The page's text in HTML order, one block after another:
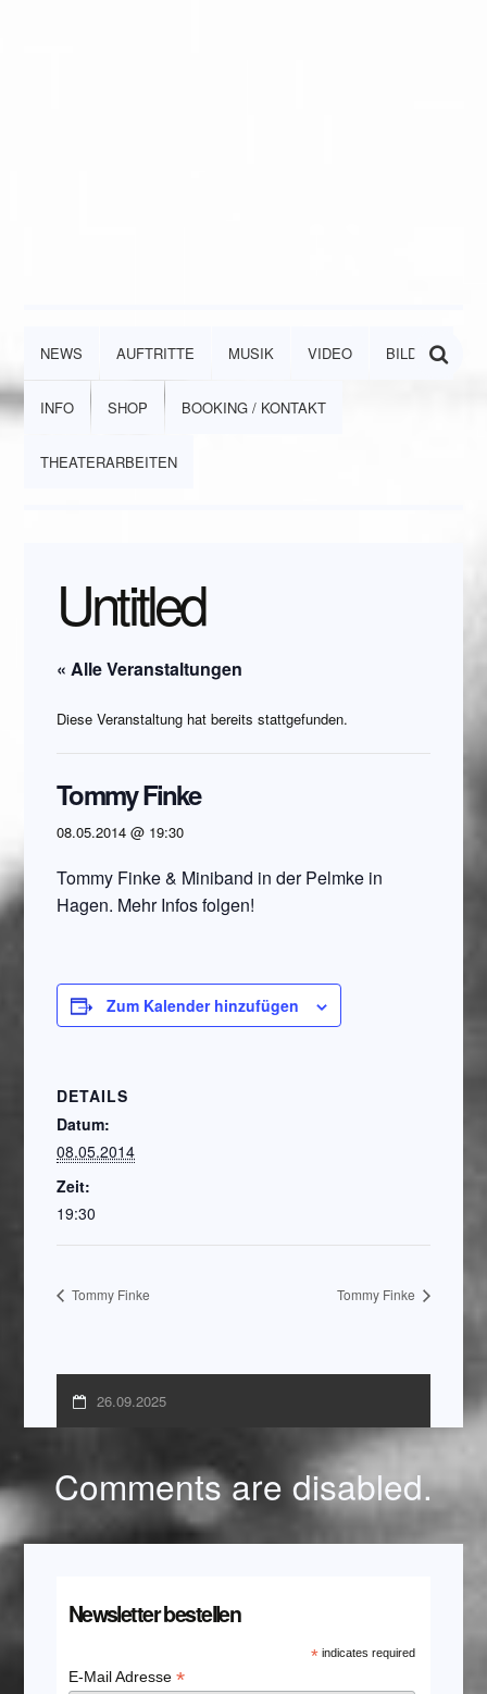
NEWS AUFTRITTE MUSIK VIDEO BILDER
INFO SHOP BOOKING / KONTAKT
THEATERARBEITEN
Untitled
« Alle Veranstaltungen
Diese Veranstaltung hat bereits stattgefunden.
Tommy Finke
08.05.2014 @ 19:30
Tommy Finke & Miniband in der Pelmke in
Hagen. Mehr Infos folgen!
Zum Kalender hinzufügen
DETAILS
Datum:
08.05.2014
Zeit:
19:30
Tommy Finke Tommy Finke
26.09.2025
Comments are disabled.
Newsletter bestellen
* indicates required
E-Mail Adresse *